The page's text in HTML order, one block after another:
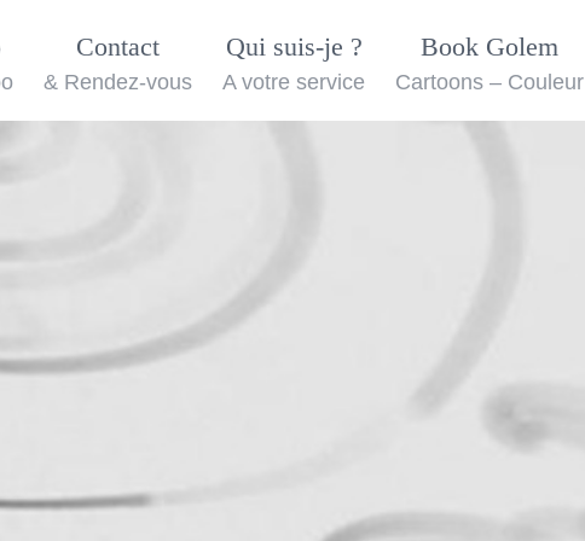
Contact
& Rendez-vous
Qui suis-je ?
A votre service
Book Golem
Cartoons – Couleur